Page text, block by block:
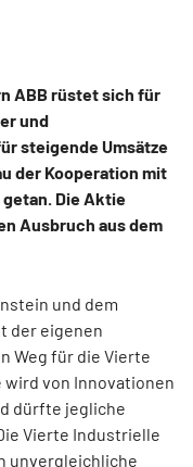
ABB rüstet sich für
und
steigende Umsätze
der Kooperation mit
Die Aktie
Ausbruch aus dem
und dem
der eigenen
Weg für die Vierte
von Innovationen
dürfte jegliche
Vierte Industrielle
unvergleichliche